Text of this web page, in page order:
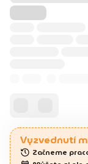
Vyzvednutí
Začneme